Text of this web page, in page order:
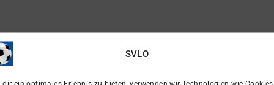
SVLO